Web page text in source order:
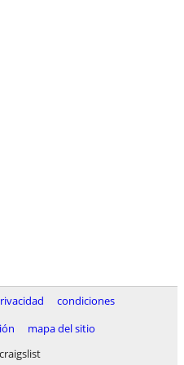
condiciones
mapa del sitio